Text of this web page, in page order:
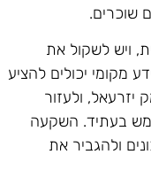
שוכרים.
ויש לשקול את
מקומי יכולים להציע
ולעזור
בעתיד. השקעה
ולהגביר את